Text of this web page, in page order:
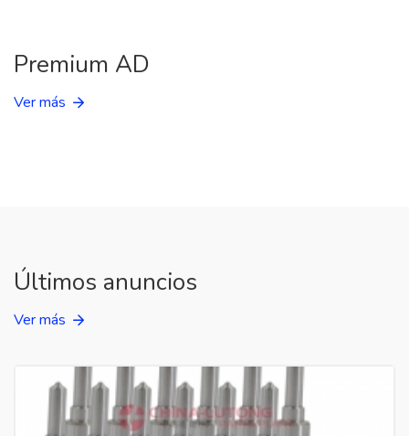
Premium AD
Ver más
Últimos anuncios
Ver más